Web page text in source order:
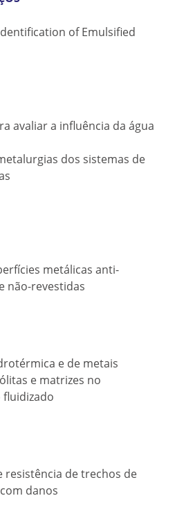
of Emulsified
avaliar a influência da água
dos sistemas de
metálicas anti-
não-revestidas
e de metais
e matrizes no
resistência de trechos de
danos